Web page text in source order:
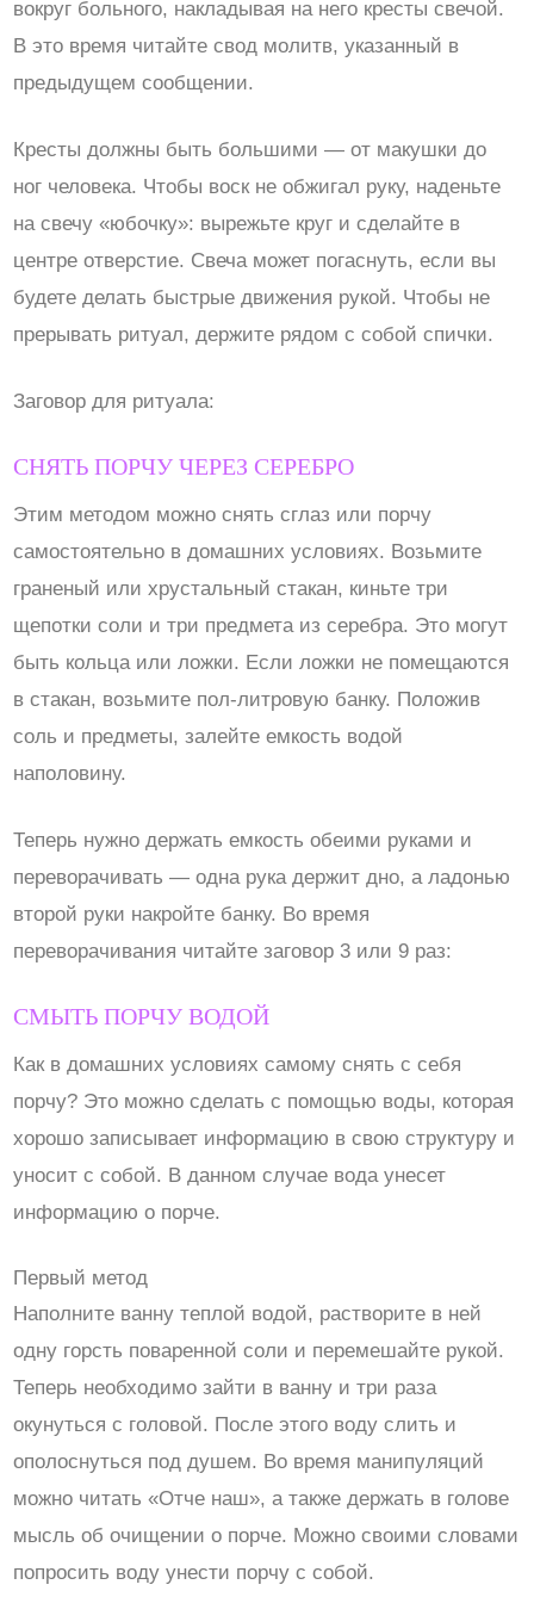
вокруг больного, накладывая на него кресты свечой.
В это время читайте свод молитв, указанный в
предыдущем сообщении.
Кресты должны быть большими — от макушки до
ног человека. Чтобы воск не обжигал руку, наденьте
на свечу «юбочку»: вырежьте круг и сделайте в
центре отверстие. Свеча может погаснуть, если вы
будете делать быстрые движения рукой. Чтобы не
прерывать ритуал, держите рядом с собой спички.
Заговор для ритуала:
СНЯТЬ ПОРЧУ ЧЕРЕЗ СЕРЕБРО
Этим методом можно снять сглаз или порчу
самостоятельно в домашних условиях. Возьмите
граненый или хрустальный стакан, киньте три
щепотки соли и три предмета из серебра. Это могут
быть кольца или ложки. Если ложки не помещаются
в стакан, возьмите пол-литровую банку. Положив
соль и предметы, залейте емкость водой
наполовину.
Теперь нужно держать емкость обеими руками и
переворачивать — одна рука держит дно, а ладонью
второй руки накройте банку. Во время
переворачивания читайте заговор 3 или 9 раз:
СМЫТЬ ПОРЧУ ВОДОЙ
Как в домашних условиях самому снять с себя
порчу? Это можно сделать с помощью воды, которая
хорошо записывает информацию в свою структуру и
уносит с собой. В данном случае вода унесет
информацию о порче.
Первый метод
Наполните ванну теплой водой, растворите в ней
одну горсть поваренной соли и перемешайте рукой.
Теперь необходимо зайти в ванну и три раза
окунуться с головой. После этого воду слить и
ополоснуться под душем. Во время манипуляций
можно читать «Отче наш», а также держать в голове
мысль об очищении о порче. Можно своими словами
попросить воду унести порчу с собой.